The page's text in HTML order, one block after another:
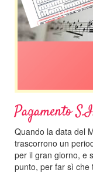
Pagamento
Quando la data del
trascorrono un
per il gran giorno, e
punto, per far sì che